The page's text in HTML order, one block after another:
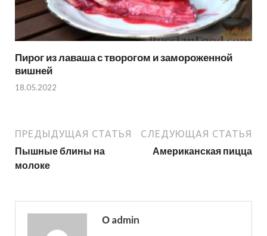
Пирог из лаваша с творогом и замороженной
вишней
18.05.2022
ПРЕДЫДУЩАЯ СТАТЬЯ
Пышные блины на
молоке
СЛЕДУЮЩАЯ СТАТЬЯ
Американская пицца
О admin